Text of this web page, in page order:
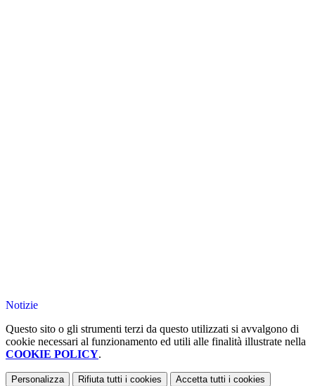
Notizie
Questo sito o gli strumenti terzi da questo utilizzati si avvalgono di
cookie necessari al funzionamento ed utili alle finalità illustrate nella
COOKIE POLICY.
Personalizza Rifiuta tutti i cookies Accetta tutti i cookies